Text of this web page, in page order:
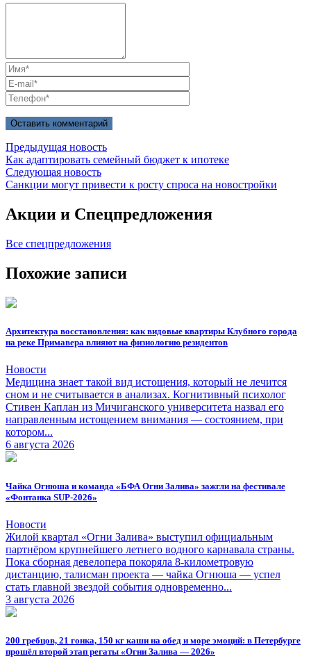
Предыдущая новость
Как адаптировать семейный бюджет к ипотеке
Следующая новость
Санкции могут привести к росту спроса на новостройки
Акции и Спецпредложения
Все спецпредложения
Похожие записи
Архитектура восстановления: как видовые квартиры Клубного города
на реке Примавера влияют на физиологию резидентов
Новости
Медицина знает такой вид истощения, который не лечится
сном и не считывается в анализах. Когнитивный психолог
Стивен Каплан из Мичиганского университета назвал его
направленным истощением внимания — состоянием, при
котором...
6 августа 2026
Чайка Огнюша и команда «БФА Огни Залива» зажгли на фестивале
«Фонтанка SUP-2026»
Новости
Жилой квартал «Огни Залива» выступил официальным
партнёром крупнейшего летнего водного карнавала страны.
Пока сборная девелопера покоряла 8-километровую
дистанцию, талисман проекта — чайка Огнюша — успел
стать главной звездой события одновременно...
3 августа 2026
200 гребцов, 21 гонка, 150 кг каши на обед и море эмоций: в Петербурге
прошёл второй этап регаты «Огни Залива — 2026»